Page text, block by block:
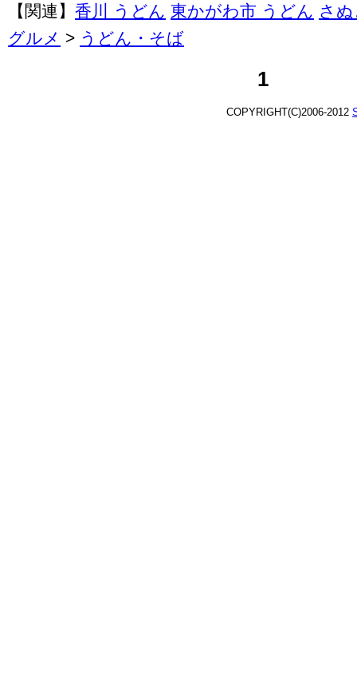
【関連】 香川 うどん 東かがわ市 うどん さ
グルメ > うどん・そば
1
COPYRIGHT(C)2006-2012